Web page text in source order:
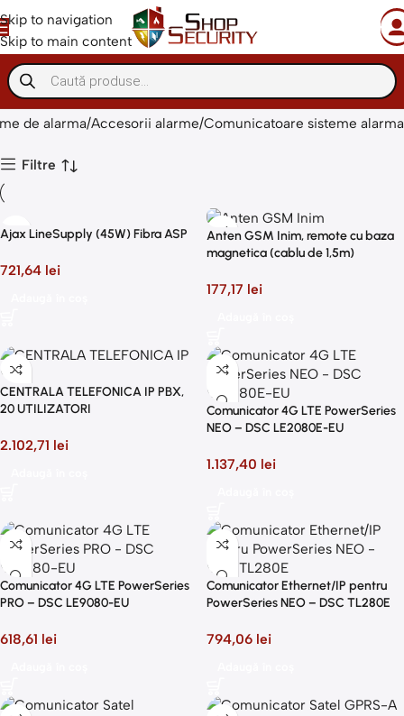
Skip to navigation
Skip to main content
Comunicatoare sisteme alarma
de alarma Accesorii alarme Comunicatoare sisteme alarma
Filtre
Ajax LineSupply (45W) Fibra ASP
721,64 lei
Anten GSM Inim, remote cu baza
magnetica (cablu de 1,5m)
177,17 lei
CENTRALA TELEFONICA IP PBX,
20 UTILIZATORI
2.102,71 lei
Comunicator 4G LTE PowerSeries
NEO – DSC LE2080E-EU
1.137,40 lei
Comunicator 4G LTE PowerSeries
PRO – DSC LE9080-EU
618,61 lei
Comunicator Ethernet/IP pentru
PowerSeries NEO – DSC TL280E
794,06 lei